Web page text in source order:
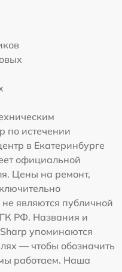
по истечении
в Екатеринбурге
официальной
Цены на ремонт,
являются публичной
ГК РФ. Названия и
упоминаются
— чтобы обозначить
работаем. Наша